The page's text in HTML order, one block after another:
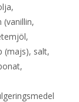
(majs), salt,